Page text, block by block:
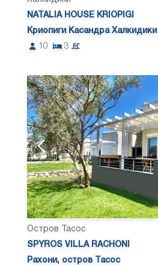
NATALIA HOUSE KRIOPIGI
Криопиги Касандра Халкидики
10
3
Остров Тасос
SPYROS VILLA RACHONI
Рахони, остров Тасос